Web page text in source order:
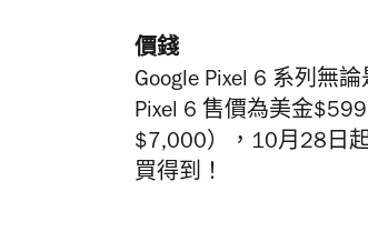
價錢
Google Pixel 6 系列無
Pixel 6 售價為美金
$7,000），10月28日
買得到！